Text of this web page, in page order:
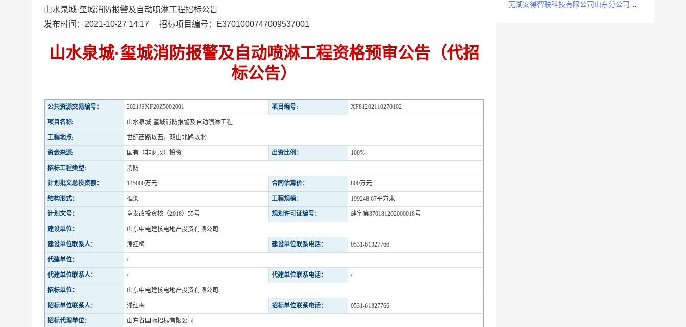
山水泉城·玺城消防报警及自动喷淋工程招标公告
发布时间：2021-10-27 14:17
招标项目编号：E3701000747009537001
山水泉城·玺城消防报警及自动喷淋工程资格预审公告（代招
标公告）
公共资源交易编号： 2021JSXF20Z5002001 项目编号: XF81202110270102
项目名称: 山水泉城·玺城消防报警及自动喷淋工程
工程地点: 世纪西路以西，双山北路以北
资金来源: 国有（非财政）投资 出资比例： 100%
招标工程类型: 消防
计划批文总投资额： 145000万元 合同估算价： 800万元
结构形式： 框架 工程规模： 199248.67平方米
计划文号： 章发改投资核（2018）55号 规划许可证编号： 建字第370181202000018号
建设单位： 山东中电建核电地产投资有限公司
建设单位联系人： 潘红梅 建设单位联系电话： 0531-61327766
代建单位： /
代建单位联系人： / 代建单位联系电话： /
招标单位： 山东中电建核电地产投资有限公司
招标单位联系人： 潘红梅 招标单位联系电话： 0531-61327766
招标代理单位： 山东省国际招标有限公司
芜湖安得智联科技有限公司山东分公司济